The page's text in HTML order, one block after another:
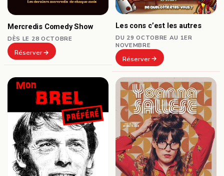
Mercredis Comedy Show
DÈS LE 28 OCTOBRE
Réserver
Les cons c’est les autres
DU 29 OCTOBRE AU 1ER
NOVEMBRE
Réserver